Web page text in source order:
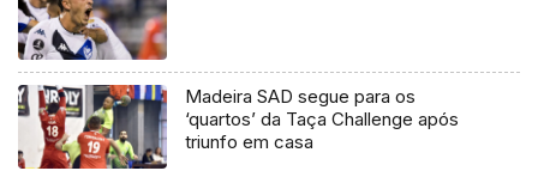
Madeira SAD segue para os
‘quartos’ da Taça Challenge após
triunfo em casa